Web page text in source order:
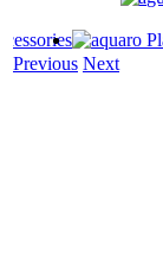
Previous Next